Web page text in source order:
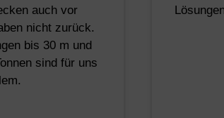
auch vor
nicht zurück.
bis 30 m und
sind für uns